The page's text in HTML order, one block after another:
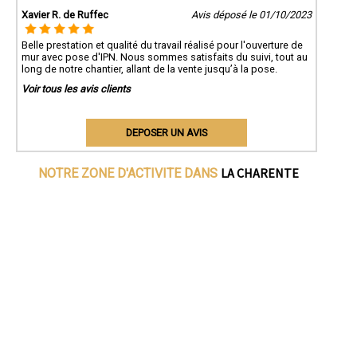
Xavier R. de Ruffec
Avis déposé le 01/10/2023
Belle prestation et qualité du travail réalisé pour l'ouverture de
mur avec pose d'IPN. Nous sommes satisfaits du suivi, tout au
long de notre chantier, allant de la vente jusqu’à la pose.
Voir tous les avis clients
DEPOSER UN AVIS
NOTRE ZONE D'ACTIVITE DANS LA CHARENTE